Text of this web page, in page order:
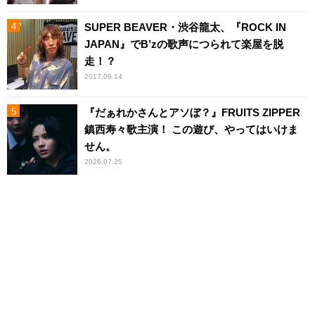
SUPER BEAVER・渋谷龍太、『ROCK IN
JAPAN』でB’zの歌声につられて楽屋を脱
走！？
2017.08.14
『だぁれかさんとアソぼ？』FRUITS ZIPPER
鎮西寿々歌主演！ この遊び、やってはいけま
せん。
2026.07.25